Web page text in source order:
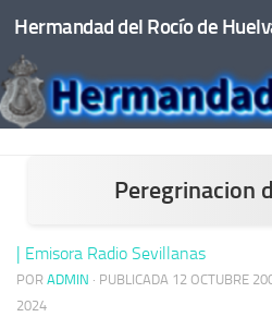
Saltar al contenido
Hermandad del Rocío de
Peregrinacion
| Emisora Radio Sevillanas
POR ADMIN · PUBLICADA 12 OCTUBRE
2024